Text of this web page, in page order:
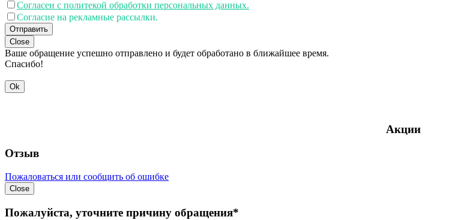
Согласен с политекой обработки персональных данных.
Согласие на рекламные рассылки.
Отправить
Close
Ваше обращение успешно отправлено и будет обработано в ближайшее время.
Спасибо!
Ok
Акции
Отзыв
Пожаловаться или сообщить об ошибке
Close
Пожалуйста, уточните причину обращения*